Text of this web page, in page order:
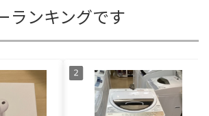
ランキングです